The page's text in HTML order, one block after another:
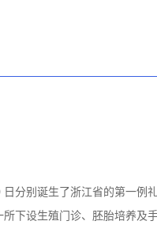
分别诞生了浙江省的第一例
下设生殖门诊、胚胎培养及